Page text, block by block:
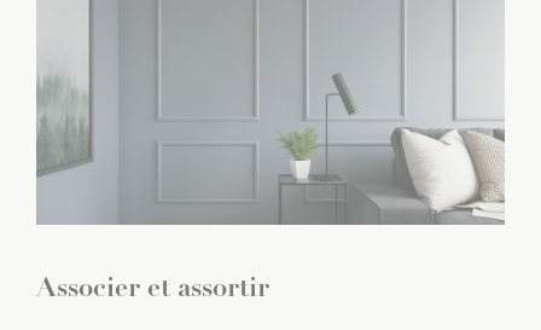
Associer et assortir